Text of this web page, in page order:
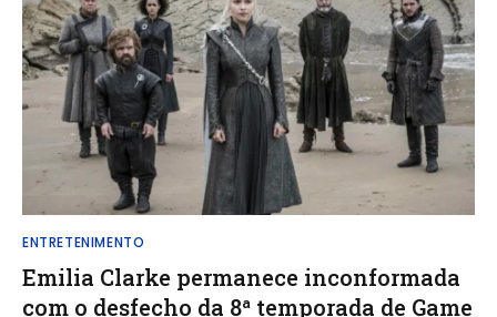
ENTRETENIMENTO
Emilia Clarke permanece inconformada
com o desfecho da 8ª temporada de Game